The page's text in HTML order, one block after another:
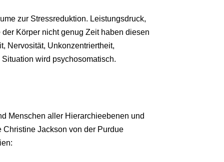
zur Stressreduktion. Leistungsdruck,
Körper nicht genug Zeit haben diesen
Nervosität, Unkonzentriertheit,
wird psychosomatisch.
Menschen aller Hierarchieebenen und
Jackson von der Purdue